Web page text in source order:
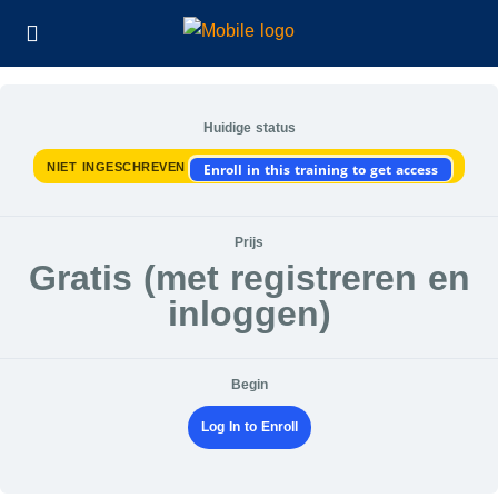
Huidige status
NIET INGESCHREVEN Enroll in this training to get access
Prijs
Gratis (met registreren en
inloggen)
Begin
Log In to Enroll